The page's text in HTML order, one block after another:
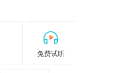
免费试听